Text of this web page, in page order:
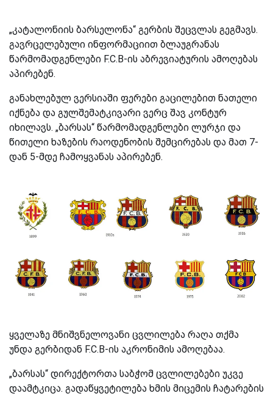
„კატალონიის ბარსელონა“ გერბის შეცვლას გეგმავს.
გავრცელებული ინფორმაციით ბლაუგრანას
წარმომადგენლები F.C.B-ის აბრევიატურის ამოღებას
აპირებენ.
განახლებულ ვერსიაში ფერები გაცილებით ნათელი
იქნება და გულშემატკივარი ვერც შავ კონტურ
იხილავს. „ბარსას“ წარმომადგენლები ლურჯი და
წითელი ხაზების რაოდენობის შემცირებას და მათ 7-
დან 5-მდე ჩამოყვანას აპირებენ.
ყველაზე მნიშვნელოვანი ცვლილება რაღა თქმა
უნდა გერბიდან F.C.B-ის აკრონიმის ამოღებაა.
„ბარსას“ დირექტორთა საბჭომ ცვლილებები უკვე
დაამტკიცა. გადაწყვეტილება ხმის მიცემის ჩატარების